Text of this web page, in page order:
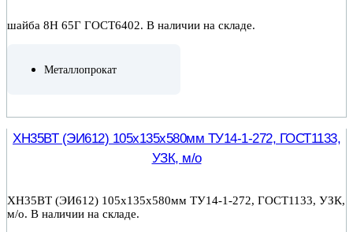
шайба 8Н 65Г ГОСТ6402. В наличии на складе.
Металлопрокат
ХН35ВТ (ЭИ612) 105х135х580мм ТУ14-1-272, ГОСТ1133,
УЗК, м/о
ХН35ВТ (ЭИ612) 105х135х580мм ТУ14-1-272, ГОСТ1133, УЗК,
м/о. В наличии на складе.